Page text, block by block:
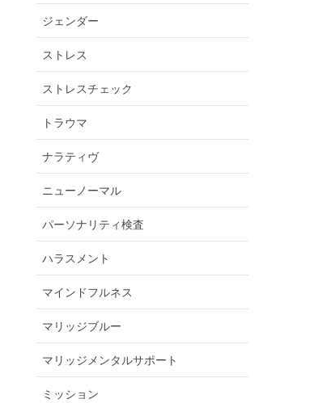
ジェンダー
ストレス
ストレスチェック
トラウマ
ナラティヴ
ニューノーマル
パーソナリティ検査
ハラスメント
マインドフルネス
マリッジブルー
マリッジメンタルサポート
ミッション